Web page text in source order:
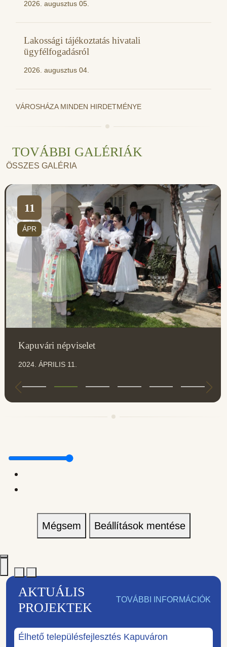
2026. augusztus 05.
Lakossági tájékoztatás hivatali
ügyfélfogadásról
2026. augusztus 04.
VÁROSHÁZA MINDEN HIRDETMÉNYE
TOVÁBBI GALÉRIÁK
ÖSSZES GALÉRIA
11
ÁPR
Kapuvári népviselet
2024. ÁPRILIS 11.
Mégsem Beállítások mentése
AKTUÁLIS
PROJEKTEK
TOVÁBBI INFORMÁCIÓK
Élhető településfejlesztés Kapuváron